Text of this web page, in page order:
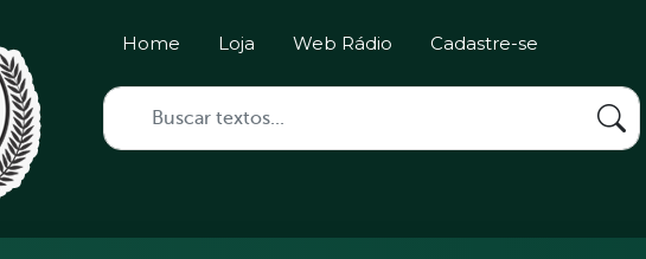
Home Loja Web Rádio Cadastre-se